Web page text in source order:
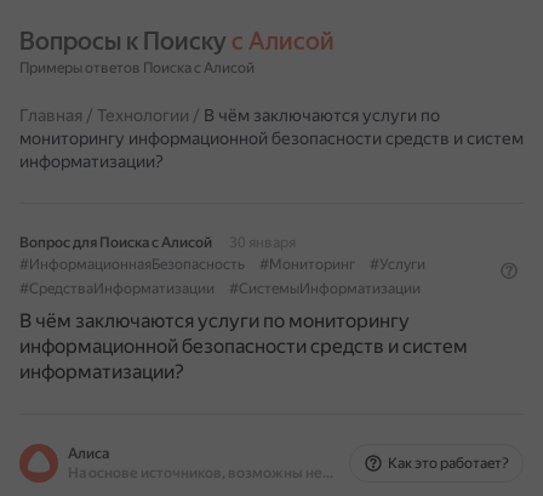
Вопросы к Поиску с Алисой
Примеры ответов Поиска с Алисой
Главная / Технологии / В чём заключаются услуги по
мониторингу информационной безопасности средств и систем
информатизации?
Вопрос для Поиска с Алисой
30 января
#ИнформационнаяБезопасность
#Мониторинг
#Услуги
#СредстваИнформатизации
#СистемыИнформатизации
В чём заключаются услуги по мониторингу
информационной безопасности средств и систем
информатизации?
Алиса
На основе источников, возможны неточности
Как это работает?